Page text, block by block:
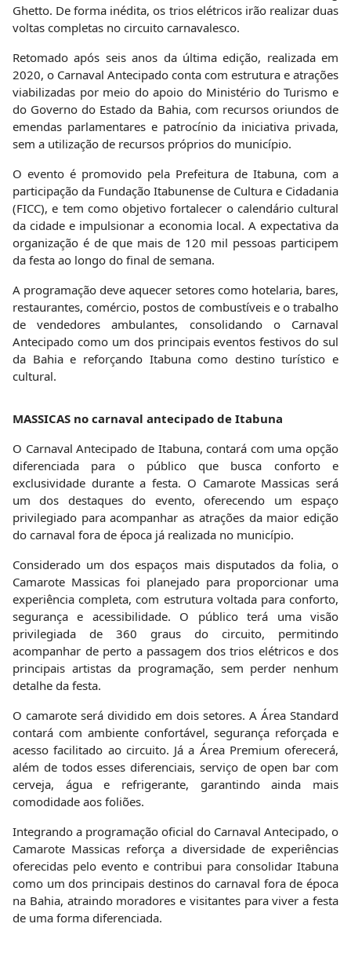
Ghetto. De forma inédita, os trios elétricos irão realizar duas
voltas completas no circuito carnavalesco.
Retomado após seis anos da última edição, realizada em
2020, o Carnaval Antecipado conta com estrutura e atrações
viabilizadas por meio do apoio do Ministério do Turismo e
do Governo do Estado da Bahia, com recursos oriundos de
emendas parlamentares e patrocínio da iniciativa privada,
sem a utilização de recursos próprios do município.
O evento é promovido pela Prefeitura de Itabuna, com a
participação da Fundação Itabunense de Cultura e Cidadania
(FICC), e tem como objetivo fortalecer o calendário cultural
da cidade e impulsionar a economia local. A expectativa da
organização é de que mais de 120 mil pessoas participem
da festa ao longo do final de semana.
A programação deve aquecer setores como hotelaria, bares,
restaurantes, comércio, postos de combustíveis e o trabalho
de vendedores ambulantes, consolidando o Carnaval
Antecipado como um dos principais eventos festivos do sul
da Bahia e reforçando Itabuna como destino turístico e
cultural.
MASSICAS no carnaval antecipado de Itabuna
O Carnaval Antecipado de Itabuna, contará com uma opção
diferenciada para o público que busca conforto e
exclusividade durante a festa. O Camarote Massicas será
um dos destaques do evento, oferecendo um espaço
privilegiado para acompanhar as atrações da maior edição
do carnaval fora de época já realizada no município.
Considerado um dos espaços mais disputados da folia, o
Camarote Massicas foi planejado para proporcionar uma
experiência completa, com estrutura voltada para conforto,
segurança e acessibilidade. O público terá uma visão
privilegiada de 360 graus do circuito, permitindo
acompanhar de perto a passagem dos trios elétricos e dos
principais artistas da programação, sem perder nenhum
detalhe da festa.
O camarote será dividido em dois setores. A Área Standard
contará com ambiente confortável, segurança reforçada e
acesso facilitado ao circuito. Já a Área Premium oferecerá,
além de todos esses diferenciais, serviço de open bar com
cerveja, água e refrigerante, garantindo ainda mais
comodidade aos foliões.
Integrando a programação oficial do Carnaval Antecipado, o
Camarote Massicas reforça a diversidade de experiências
oferecidas pelo evento e contribui para consolidar Itabuna
como um dos principais destinos do carnaval fora de época
na Bahia, atraindo moradores e visitantes para viver a festa
de uma forma diferenciada.